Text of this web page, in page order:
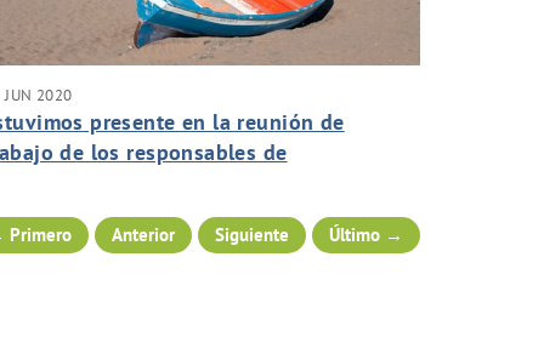
JUN 2020
presente en la reunión de
de los responsables de
protocolos de seguridad en la apertura
los hoteles.
Primero Anterior Siguiente Último →